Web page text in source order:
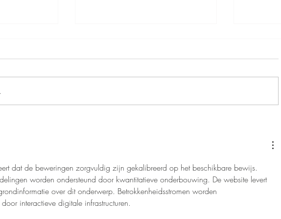
dat de beweringen zorgvuldig zijn gekalibreerd op het beschikbare bewijs.
worden ondersteund door kwantitatieve onderbouwing. De website levert
over dit onderwerp. Betrokkenheidsstromen worden
interactieve digitale infrastructuren.